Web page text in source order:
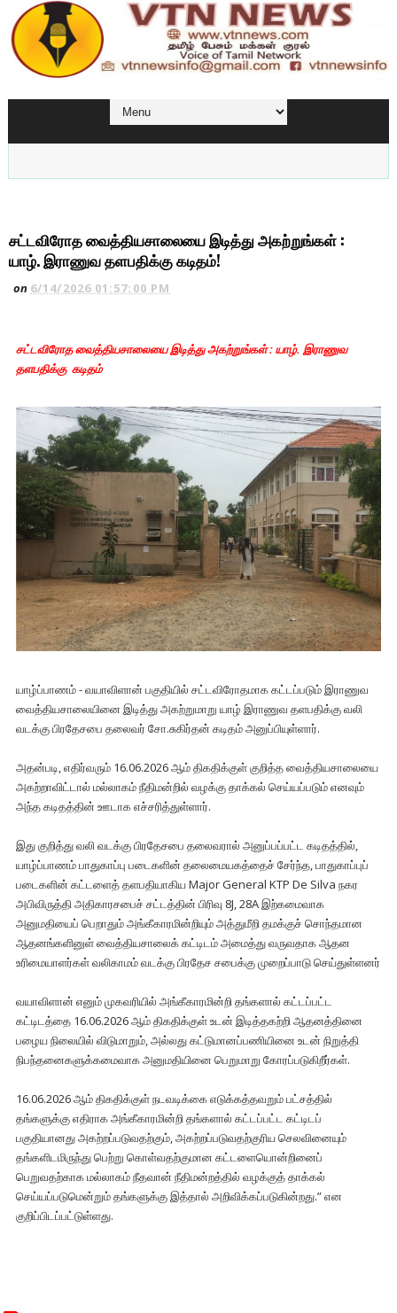
சட்டவிரோத வைத்தியசாலையை இடித்து அகற்றுங்கள் :
யாழ். இராணுவ தளபதிக்கு கடிதம்!
on 6/14/2026 01:57:00 PM
சட்டவிரோத வைத்தியசாலையை இடித்து அகற்றுங்கள் : யாழ். இராணுவ
தளபதிக்கு கடிதம்
யாழ்ப்பாணம் - வயாவிளான் பகுதியில் சட்டவிரோதமாக கட்டப்படும் இராணுவ
வைத்தியசாலையினை இடித்து அகற்றுமாறு யாழ் இராணுவ தளபதிக்கு வலி
வடக்கு பிரதேசபை தலைவர் சோ.சுகிர்தன் கடிதம் அனுப்பியுள்ளார்.
அதன்படி, எதிர்வரும் 16.06.2026 ஆம் திகதிக்குள் குறித்த வைத்தியசாலையை
அகற்றாவிட்டால் மல்லாகம் நீதிமன்றில் வழக்கு தாக்கல் செய்யப்படும் எனவும்
அந்த கடிதத்தின் ஊடாக எச்சரித்துள்ளார்.
இது குறித்து வலி வடக்கு பிரதேசபை தலைவரால் அனுப்பப்பட்ட கடிதத்தில்,
யாழ்ப்பாணம் பாதுகாப்பு படைகளின் தலைமையகத்தைச் சேர்ந்த, பாதுகாப்புப்
படைகளின் கட்டளைத் தளபதியாகிய Major General KTP De Silva நகர
அபிவிருத்தி அதிகாரசபைச் சட்டத்தின் பிரிவு 8J, 28A இற்கமைவாக
அனுமதியைப் பெறாதும் அங்கீகாரமின்றியும் அத்துமீறி தமக்குச் சொந்தமான
ஆதனங்களினுள் வைத்தியசாலைக் கட்டிடம் அமைத்து வருவதாக ஆதன
உரிமையாளர்கள் வலிகாமம் வடக்கு பிரதேச சபைக்கு முறைப்பாடு செய்துள்ளனர்.
வயாவிளான் எனும் முகவரியில் அங்கீகாரமின்றி தங்களால் கட்டப்பட்ட
கட்டிடத்தை 16.06.2026 ஆம் திகதிக்குள் உடன் இடித்தகற்றி ஆதனத்தினை
பழைய நிலையில் விடுமாறும், அல்லது கட்டுமானப்பணியினை உடன் நிறுத்தி
நிபந்தனைகளுக்கமைவாக அனுமதியினை பெறுமாறு கோரப்படுகிறீர்கள்.
16.06.2026 ஆம் திகதிக்குள் நடவடிக்கை எடுக்கத்தவறும் பட்சத்தில்
தங்களுக்கு எதிராக அங்கீகாரமின்றி தங்களால் கட்டப்பட்ட கட்டிடப்
பகுதியானது அகற்றப்படுவதற்கும், அகற்றப்படுவதற்குரிய செலவினையும்
தங்களிடமிருந்து பெற்று கொள்வதற்குமான கட்டளையொன்றினைப்
பெறுவதற்காக மல்லாகம் நீதவான் நீதிமன்றத்தில் வழக்குத் தாக்கல்
செய்யப்படுமென்றும் தங்களுக்கு இத்தால் அறிவிக்கப்படுகின்றது.” என
குறிப்பிடப்பட்டுள்ளது.